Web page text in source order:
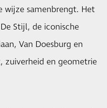
wijze samenbrengt. Het
Stijl, de iconische
Van Doesburg en
zuiverheid en geometrie